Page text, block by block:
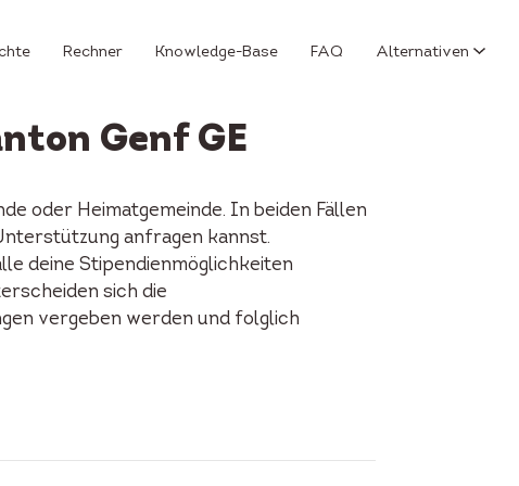
Rechner Knowledge-Base FAQ Alternativen
Genf GE
oder Heimatgemeinde. In beiden Fällen
anfragen kannst.
deine Stipendienmöglichkeiten
sich die
vergeben werden und folglich